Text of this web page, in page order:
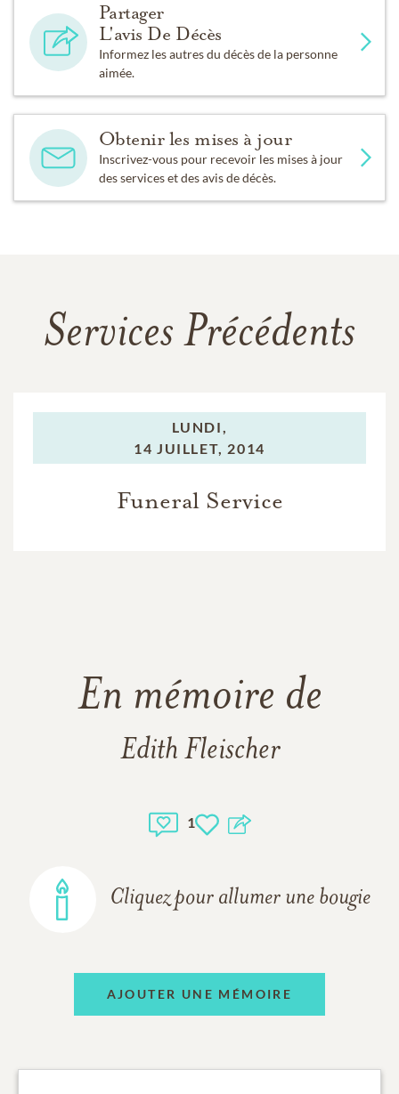
Partager
L'avis De Décès
Informez les autres du décès de la personne
aimée.
Obtenir les mises à jour
Inscrivez-vous pour recevoir les mises à jour
des services et des avis de décès.
Services Précédents
LUNDI,
14 JUILLET, 2014
Funeral Service
En mémoire de
Edith Fleischer
1
Cliquez pour allumer une bougie
AJOUTER UNE MÉMOIRE